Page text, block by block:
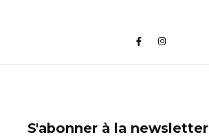
S'abonner à la newsletter